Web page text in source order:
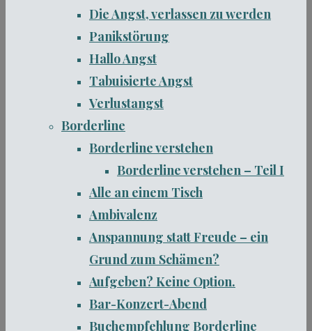
Die Angst, verlassen zu werden
Panikstörung
Hallo Angst
Tabuisierte Angst
Verlustangst
Borderline
Borderline verstehen
Borderline verstehen – Teil I
Alle an einem Tisch
Ambivalenz
Anspannung statt Freude – ein
Grund zum Schämen?
Aufgeben? Keine Option.
Bar-Konzert-Abend
Buchempfehlung Borderline